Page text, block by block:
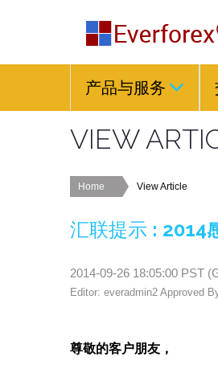
产品与服务
VIEW
Home View Article
汇联提示 : 2014
2014-09-26 18:05:00 PST (
Editor: everadmin2 Approved
尊敬的客户朋友，